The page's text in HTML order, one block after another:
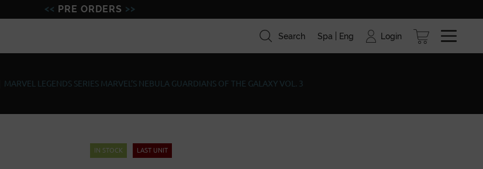
PRE ORDERS
Miniatures Modelism Brands Blog
Search Spa Eng Login
MARVEL LEGENDS SERIES MARVEL’S NEBULA GUARDIANS OF THE GALAXY VOL. 3
IN STOCK LAST UNIT